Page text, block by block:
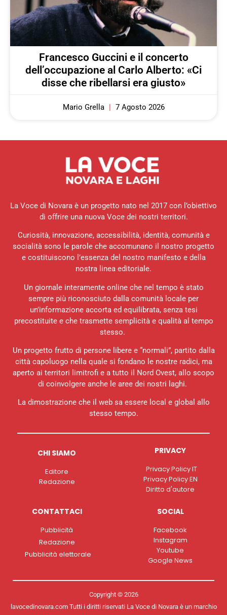
Francesco Guccini e il concerto
dell’occupazione al Carlo Alberto: «Ci
disse che ribellarsi era giusto»
Mario Grella 7 Agosto 2026
La Voce di Novara è un progetto nato nel 2017 con l’obiettivo
di offrire una nuova Voce dei nostri territori.
Curiosità, innovazione, accessibilità, identità, comunità e
socialità sono le parole che accomunano il nostro progetto
e costituiscono l’essenza del nostro manifesto e della
nostra linea editoriale.
Un giornale interamente online che nel tempo è stato
sempre più riconosciuto dalla comunità locale per
un’informazione accorta ed equilibrata, senza tesi
precostituite e che trasmette semplicità e qualità al tempo
stesso.
Un progetto frutto di persone libere e “normali”, partito dalla
città capoluogo nella quale si fondano le nostre radici, ma
aperto ai territori limitrofi e a tutto il Nord Ovest, allo scopo
di coinvolgere anche le aree dei nostri laghi.
La dimostrazione che il web sa essere local e global allo
stesso tempo.
CHI SIAMO
Editore
Redazione
PRIVACY
Privacy Policy IT
Privacy Policy EN
Diritto d'autore
CONTATTACI
Pubblicità
Redazione
Pubblicità elettorale
SOCIAL
Facebook
Instagram
Youtube
Google News
Copyright © 2026
lavocedinovara.com Tutti i diritti riservati La Voce di Novara è un marchio